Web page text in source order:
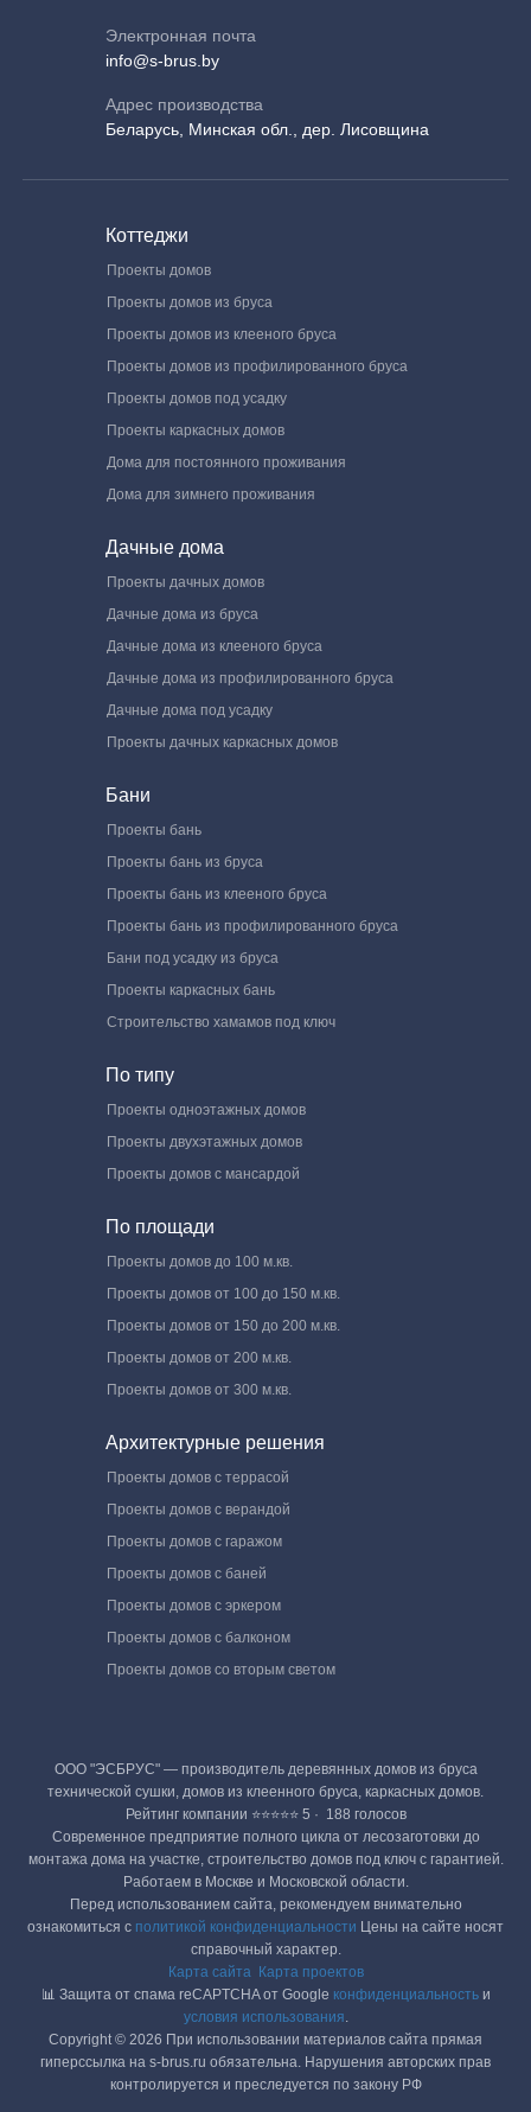
Электронная почта
info@s-brus.by
Адрес производства
Беларусь, Минская обл., дер. Лисовщина
Коттеджи
Проекты домов
Проекты домов из бруса
Проекты домов из клееного бруса
Проекты домов из профилированного бруса
Проекты домов под усадку
Проекты каркасных домов
Дома для постоянного проживания
Дома для зимнего проживания
Дачные дома
Проекты дачных домов
Дачные дома из бруса
Дачные дома из клееного бруса
Дачные дома из профилированного бруса
Дачные дома под усадку
Проекты дачных каркасных домов
Бани
Проекты бань
Проекты бань из бруса
Проекты бань из клееного бруса
Проекты бань из профилированного бруса
Бани под усадку из бруса
Проекты каркасных бань
Строительство хамамов под ключ
По типу
Проекты одноэтажных домов
Проекты двухэтажных домов
Проекты домов с мансардой
По площади
Проекты домов до 100 м.кв.
Проекты домов от 100 до 150 м.кв.
Проекты домов от 150 до 200 м.кв.
Проекты домов от 200 м.кв.
Проекты домов от 300 м.кв.
Архитектурные решения
Проекты домов с террасой
Проекты домов с верандой
Проекты домов с гаражом
Проекты домов с баней
Проекты домов с эркером
Проекты домов с балконом
Проекты домов со вторым светом
ООО "ЭСБРУС" — производитель деревянных домов из бруса
технической сушки, домов из клеенного бруса, каркасных домов.
Рейтинг компании ⭐⭐⭐⭐⭐ 5 · ‎ 188 голосов
Современное предприятие полного цикла от лесозаготовки до
монтажа дома на участке, строительство домов под ключ с гарантией.
Работаем в Москве и Московской области.
Перед использованием сайта, рекомендуем внимательно
ознакомиться с политикой конфиденциальности Цены на сайте носят
справочный характер.
Карта сайта
Карта проектов
📊 Защита от спама reCAPTCHA от Google конфиденциальностьи
условия использования.
Copyright © 2026 При использовании материалов сайта прямая
гиперссылка на s-brus.ru обязательна. Нарушения авторских прав
контролируется и преследуется по закону РФ